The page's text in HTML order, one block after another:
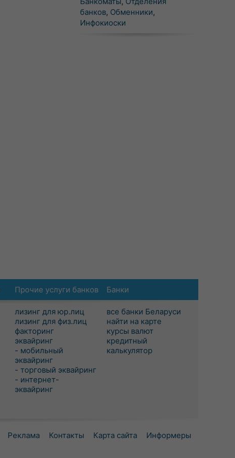
банков, Обменники,
Инфокиоски
Прочие услуги банков
лизинг для юр.лиц
лизинг для физ.лиц
факторинг
эквайринг
- мобильный
эквайринг
- торговый эквайринг
- интернет-
эквайринг
Банки
все банки Беларуси
найти на карте
курсы валют
кредитный
калькулятор
Реклама Контакты Карта сайта Информеры